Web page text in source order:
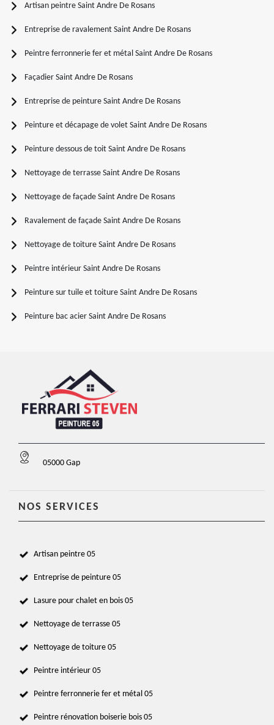
Artisan peintre Saint Andre De Rosans
Entreprise de ravalement Saint Andre De Rosans
Peintre ferronnerie fer et métal Saint Andre De Rosans
Façadier Saint Andre De Rosans
Entreprise de peinture Saint Andre De Rosans
Peinture et décapage de volet Saint Andre De Rosans
Peinture dessous de toit Saint Andre De Rosans
Nettoyage de terrasse Saint Andre De Rosans
Nettoyage de façade Saint Andre De Rosans
Ravalement de façade Saint Andre De Rosans
Nettoyage de toiture Saint Andre De Rosans
Peintre intérieur Saint Andre De Rosans
Peinture sur tuile et toiture Saint Andre De Rosans
Peinture bac acier Saint Andre De Rosans
05000 Gap
NOS SERVICES
Artisan peintre 05
Entreprise de peinture 05
Lasure pour chalet en bois 05
Nettoyage de terrasse 05
Nettoyage de toiture 05
Peintre intérieur 05
Peintre ferronnerie fer et métal 05
Peintre rénovation boiserie bois 05